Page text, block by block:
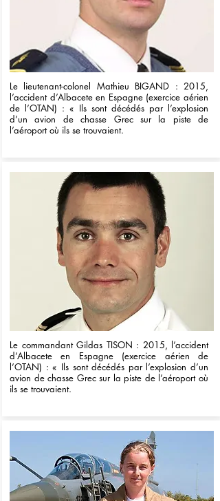
Le lieutenant-colonel Mathieu BIGAND : 2015,
l’accident d’Albacete en Espagne (exercice aérien
de l’OTAN) : « Ils sont décédés par l’explosion
d’un avion de chasse Grec sur la piste de
l’aéroport où ils se trouvaient.
Le commandant Gildas TISON : 2015, l’accident
d’Albacete en Espagne (exercice aérien de
l’OTAN) : « Ils sont décédés par l’explosion d’un
avion de chasse Grec sur la piste de l’aéroport où
ils se trouvaient.